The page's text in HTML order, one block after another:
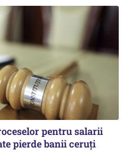
pentru salarii
pierde banii ceruți